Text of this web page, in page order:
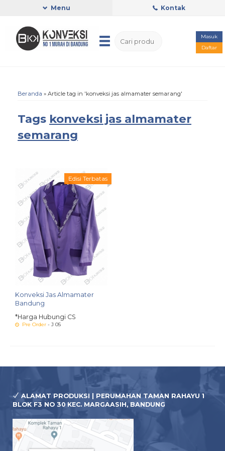
Menu Kontak
Masuk
Daftar
Beranda » Article tag in 'konveksi jas almamater semarang'
Tags konveksi jas almamater
semarang
Edisi Terbatas
Konveksi Jas Almamater
Bandung
*Harga Hubungi CS
Pre Order - J 05
ALAMAT PRODUKSI | PERUMAHAN TAMAN RAHAYU 1
BLOK F3 NO 30 KEC. MARGAASIH, BANDUNG